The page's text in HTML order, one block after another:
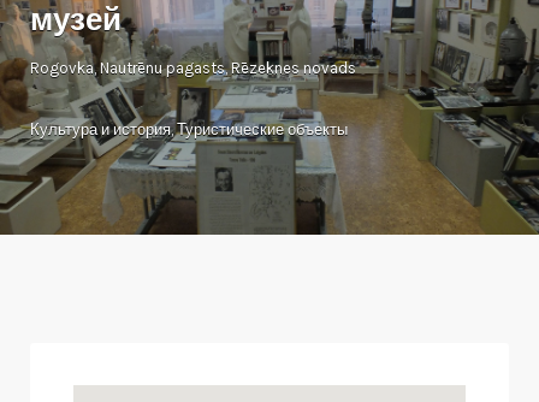
музей
Rogovka, Nautrēnu pagasts, Rēzeknes novads
Культура и история,Туристические объекты